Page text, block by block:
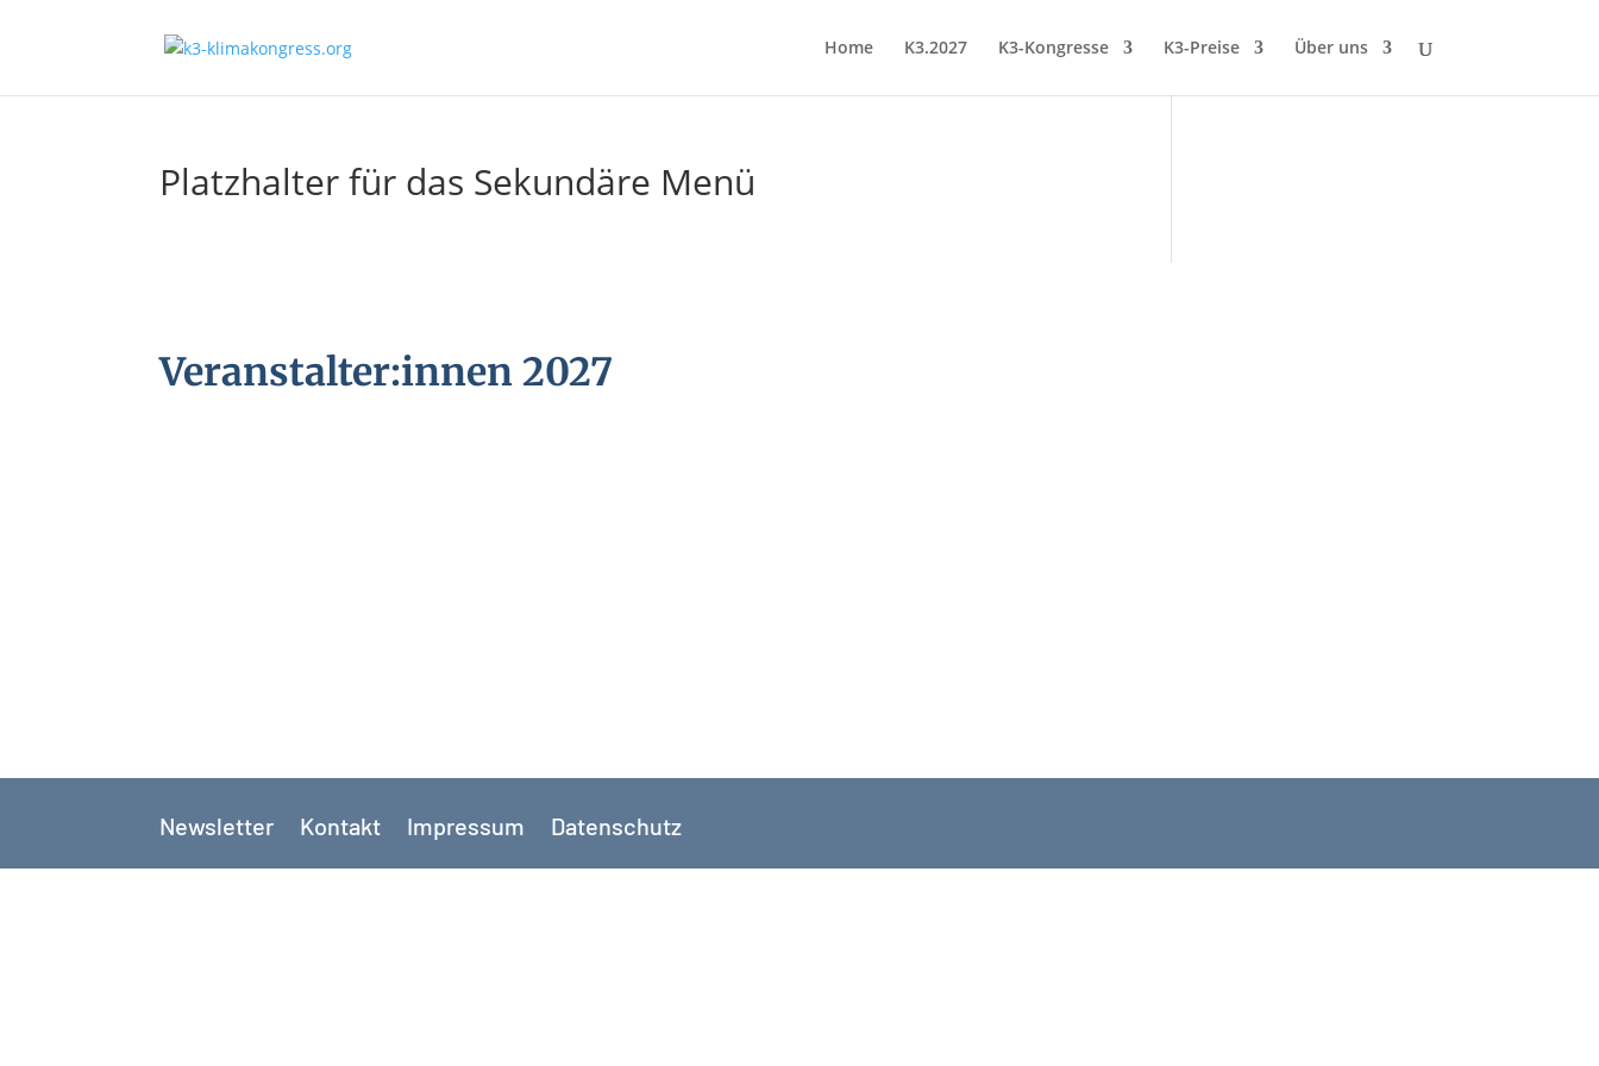
Home K3.2027 K3-Kongresse K3-Preise Über uns
Platzhalter für das Sekundäre Menü
Veranstalter:innen 2027
Newsletter Kontakt Impressum Datenschutz